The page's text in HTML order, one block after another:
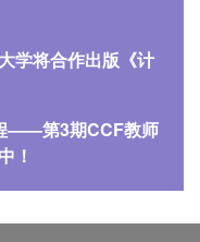
学将合作出版《计
——第3期CCF教师
！